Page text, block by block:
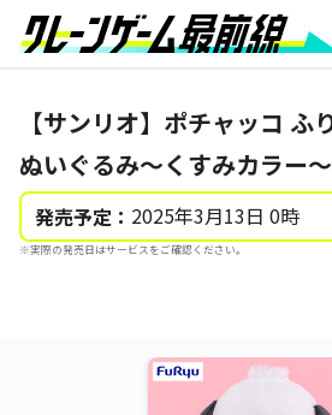
【サンリオ】ポチャッコ ふ
ぬいぐるみ～くすみカラー～
発売予定： 2025年3月13日 0時
※実際の発売日はサービスをご確認ください。